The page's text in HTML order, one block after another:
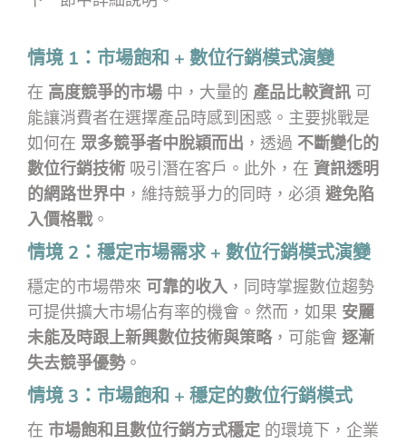
情境 1：市場飽和 + 數位行銷模式演變
在 高度競爭的市場 中，大量的 產品比較資訊 可
能讓消費者在選擇產品時感到困惑。主要挑戰是
如何在 眾多競爭者中脫穎而出 ，透過 不斷變化的
數位行銷技術 吸引潛在客戶。此外，在 資訊透明
的網路世界中 ，維持競爭力的同時，必須 避免陷
入價格戰。
情境 2：穩定市場需求 + 數位行銷模式演變
穩定的市場帶來 可靠的收入 ，同時掌握數位趨勢
可提供擴大市場佔有率的機會。然而，如果 安麗
未能及時跟上新興數位技術與策略，可能會 逐漸
失去競爭優勢。
情境 3：市場飽和 + 穩定的數位行銷模式
在 市場飽和且數位行銷方式穩定 的環境下，企業